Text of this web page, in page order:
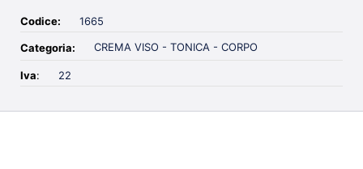
Codice: 1665
Categoria: CREMA VISO - TONICA - CORPO
Iva: 22